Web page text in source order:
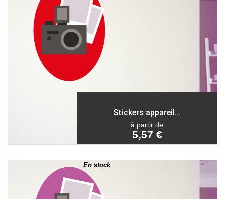
Stickers appareil...
à partir de
5,57 €
En stock